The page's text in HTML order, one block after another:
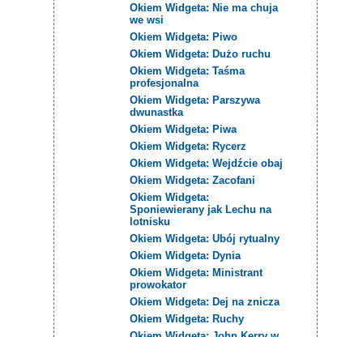
Okiem Widgeta: Nie ma chuja
we wsi
Okiem Widgeta: Piwo
Okiem Widgeta: Dużo ruchu
Okiem Widgeta: Taśma
profesjonalna
Okiem Widgeta: Parszywa
dwunastka
Okiem Widgeta: Piwa
Okiem Widgeta: Rycerz
Okiem Widgeta: Wejdźcie obaj
Okiem Widgeta: Zacofani
Okiem Widgeta:
Sponiewierany jak Lechu na
lotnisku
Okiem Widgeta: Ubój rytualny
Okiem Widgeta: Dynia
Okiem Widgeta: Ministrant
prowokator
Okiem Widgeta: Dej na znicza
Okiem Widgeta: Ruchy